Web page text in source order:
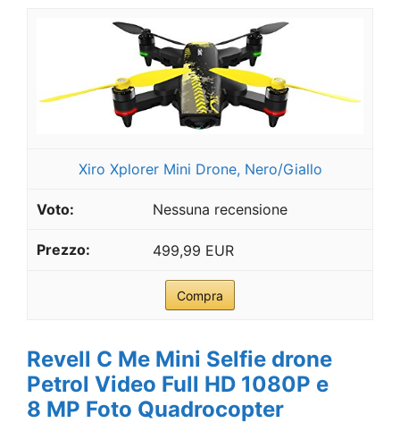
Xiro Xplorer Mini Drone, Nero/Giallo
Nessuna recensione
499,99 EUR
Compra
Revell C Me Mini Selfie drone
Petrol Video Full HD 1080P e
8 MP Foto Quadrocopter